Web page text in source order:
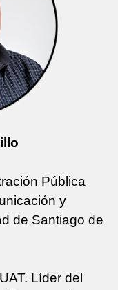
Pública
y
de Santiago de
Líder del